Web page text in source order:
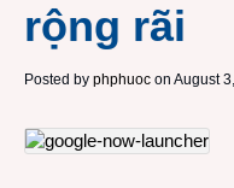
rộng rãi
Posted by phphuoc on August